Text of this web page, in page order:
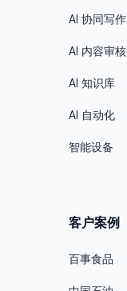
AI 协同写作
AI 内容审核
AI 知识库
AI 自动化
智能设备
客户案例
百事食品